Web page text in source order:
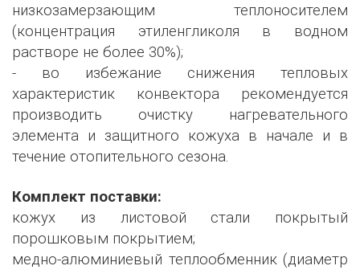
низкозамерзающим теплоносителем
(концентрация этиленгликоля в водном
растворе не более 30%);
- во избежание снижения тепловых
характеристик конвектора рекомендуется
производить очистку нагревательного
элемента и защитного кожуха в начале и в
течение отопительного сезона.
Комплект поставки:
кожух из листовой стали покрытый
порошковым покрытием;
медно-алюминиевый теплообменник (диаметр